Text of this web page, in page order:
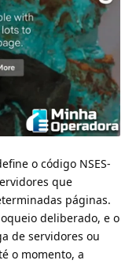
o código NSES-
que
páginas.
deliberado, e o
de servidores ou
o momento, a